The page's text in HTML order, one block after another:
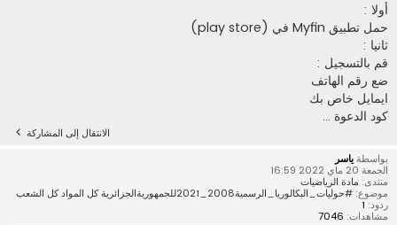
أولا :
حمل تطبيق Myfin في (play store)
ثانيا :
قم بالتسجيل :
ضع رقم الهاتف
ايمايل خاص بك
كود الدعوة ...
الانتقال إلى المشاركة
بواسطةياسر
الجمعة 20 ماي 2022 16:59
منتدى: مادة الرياضيات
موضوع: #حوليات_البكالوريا_الرسمية2008_2021للجمهوريةالجزائرية كل المواد كل الشعب
ردود:
مشاهدات: 7046